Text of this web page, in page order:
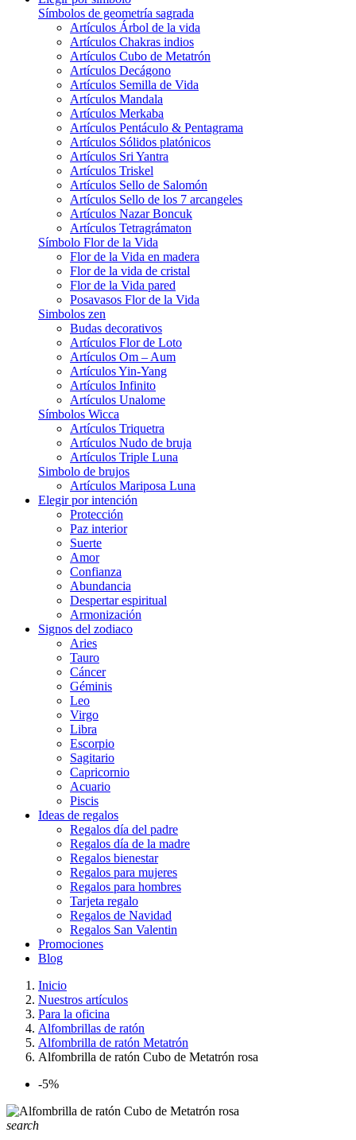
Símbolos de geometría sagrada
Artículos Árbol de la vida
Artículos Chakras indios
Artículos Cubo de Metatrón
Artículos Decágono
Artículos Semilla de Vida
Artículos Mandala
Artículos Merkaba
Artículos Pentáculo & Pentagrama
Artículos Sólidos platónicos
Artículos Sri Yantra
Artículos Triskel
Artículos Sello de Salomón
Artículos Sello de los 7 arcangeles
Artículos Nazar Boncuk
Artículos Tetragrámaton
Símbolo Flor de la Vida
Flor de la Vida en madera
Flor de la vida de cristal
Flor de la Vida pared
Posavasos Flor de la Vida
Simbolos zen
Budas decorativos
Artículos Flor de Loto
Artículos Om – Aum
Artículos Yin-Yang
Artículos Infinito
Artículos Unalome
Símbolos Wicca
Artículos Triquetra
Artículos Nudo de bruja
Artículos Triple Luna
Simbolo de brujos
Artículos Mariposa Luna
Elegir por intención
Protección
Paz interior
Suerte
Amor
Confianza
Abundancia
Despertar espiritual
Armonización
Signos del zodiaco
Aries
Tauro
Cáncer
Géminis
Leo
Virgo
Libra
Escorpio
Sagitario
Capricornio
Acuario
Piscis
Ideas de regalos
Regalos día del padre
Regalos día de la madre
Regalos bienestar
Regalos para mujeres
Regalos para hombres
Tarjeta regalo
Regalos de Navidad
Regalos San Valentin
Promociones
Blog
Inicio
Nuestros artículos
Para la oficina
Alfombrillas de ratón
Alfombrilla de ratón Metatrón
Alfombrilla de ratón Cubo de Metatrón rosa
-5%
search